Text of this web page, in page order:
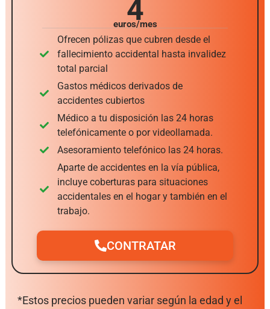
4
euros/mes
Ofrecen pólizas que cubren desde el
fallecimiento accidental hasta invalidez
total parcial
Gastos médicos derivados de
accidentes cubiertos
Médico a tu disposición las 24 horas
telefónicamente o por videollamada.
Asesoramiento telefónico las 24 horas.
Aparte de accidentes en la vía pública,
incluye coberturas para situaciones
accidentales en el hogar y también en el
trabajo.
CONTRATAR
*Estos precios pueden variar según la edad y el